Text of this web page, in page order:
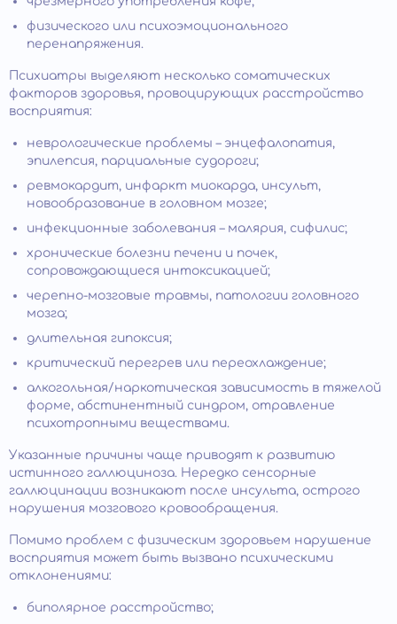
физического или психоэмоционального
перенапряжения.
Психиатры выделяют несколько соматических
факторов здоровья, провоцирующих расстройство
восприятия:
неврологические проблемы – энцефалопатия,
эпилепсия, парциальные судороги;
ревмокардит, инфаркт миокарда, инсульт,
новообразование в головном мозге;
инфекционные заболевания – малярия, сифилис;
хронические болезни печени и почек,
сопровождающиеся интоксикацией;
черепно-мозговые травмы, патологии головного
мозга;
длительная гипоксия;
критический перегрев или переохлаждение;
алкогольная/наркотическая зависимость в тяжелой
форме, абстинентный синдром, отравление
психотропными веществами.
Указанные причины чаще приводят к развитию
истинного галлюциноза. Нередко сенсорные
галлюцинации возникают после инсульта, острого
нарушения мозгового кровообращения.
Помимо проблем с физическим здоровьем нарушение
восприятия может быть вызвано психическими
отклонениями:
биполярное расстройство;